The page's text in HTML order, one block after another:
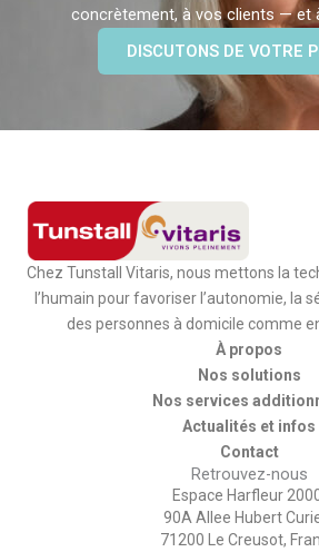
concrètement, à vos clients — et
DISCUTONS DE VOTRE
Chez Tunstall Vitaris, nous mettons la
l’humain pour favoriser l’autonomie, la
des personnes à domicile comme
À propos
Nos solutions
Nos services
Actualités et infos
Contact
Retrouvez-nous
Espace Harfleur
90A Allee Hubert
71200 Le Creusot,